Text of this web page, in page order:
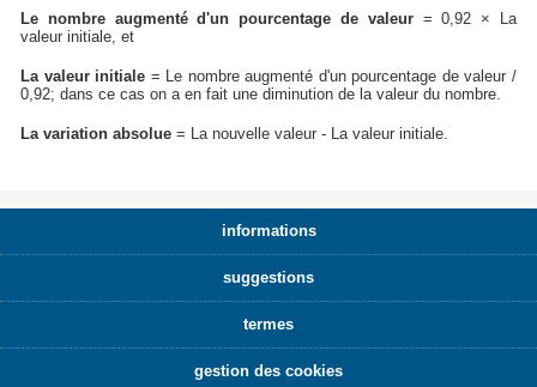
Le nombre augmenté d'un pourcentage de valeur= 0,92 × La
valeur initiale, et
La valeur initiale = Le nombre augmenté d'un pourcentage de valeur /
0,92; dans ce cas on a en fait une diminution de la valeur du nombre.
La variation absolue = La nouvelle valeur - La valeur initiale.
informations
suggestions
termes
gestion des cookies